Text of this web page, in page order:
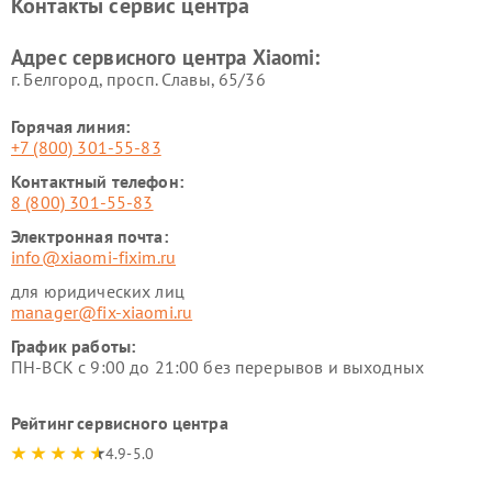
Ремонт стиральных машин
Ремонт смарт-часов Xiaomi
Адрес сервисного центра Xiaomi:
г. Белгород, просп. Славы, 65/36
Горячая линия:
+7 (800) 301-55-83
Контактный телефон:
8 (800) 301-55-83
Электронная почта:
info@xiaomi-fixim.ru
для юридических лиц
manager@fix-xiaomi.ru
График работы:
ПН-ВСК с 9:00 до 21:00 без перерывов и выходных
Рейтинг сервисного центра
4.9-5.0